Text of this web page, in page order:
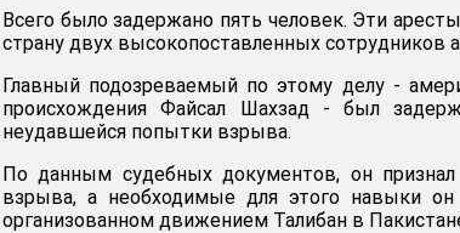
Всего было задержано пять человек. Эти
страну двух высокопоставленных сотрудников
Главный подозреваемый по этому делу -
происхождения Файсал Шахзад - был
неудавшейся попытки взрыва.
По данным судебных документов, он
взрыва, а необходимые для этого навыки он
организованном движением Талибан в